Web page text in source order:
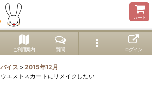
カート
ご利用案内 質問 ログイン
イス > 2015年12月
エストスカートにリメイクしたい